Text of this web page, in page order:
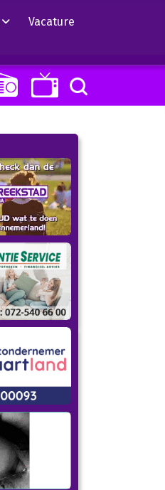
Vacature